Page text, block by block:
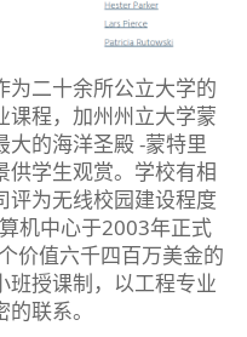
为二十余所公立大学的
课程，加州州立大学蒙
的海洋圣殿 -蒙特里
供学生观赏。学校有相
评为无线校园建设程度
机中心于2003年正式
价值六千四百万美金的
班授课制，以工程专业
联系。